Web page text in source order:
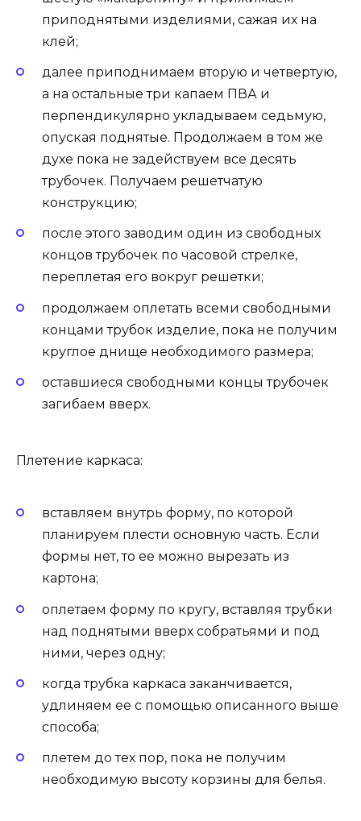
приподнятыми изделиями, сажая их на
клей;
далее приподнимаем вторую и четвертую,
а на остальные три капаем ПВА и
перпендикулярно укладываем седьмую,
опуская поднятые. Продолжаем в том же
духе пока не задействуем все десять
трубочек. Получаем решетчатую
конструкцию;
после этого заводим один из свободных
концов трубочек по часовой стрелке,
переплетая его вокруг решетки;
продолжаем оплетать всеми свободными
концами трубок изделие, пока не получим
круглое днище необходимого размера;
оставшиеся свободными концы трубочек
загибаем вверх.
Плетение каркаса:
вставляем внутрь форму, по которой
планируем плести основную часть. Если
формы нет, то ее можно вырезать из
картона;
оплетаем форму по кругу, вставляя трубки
над поднятыми вверх собратьями и под
ними, через одну;
когда трубка каркаса заканчивается,
удлиняем ее с помощью описанного выше
способа;
плетем до тех пор, пока не получим
необходимую высоту корзины для белья.